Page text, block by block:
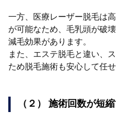
一方、医療レーザー脱毛は
が可能なため、毛乳頭が破
減毛効果があります。
また、エステ脱毛と違い、
ため脱毛施術も安心して任
（２） 施術回数が短